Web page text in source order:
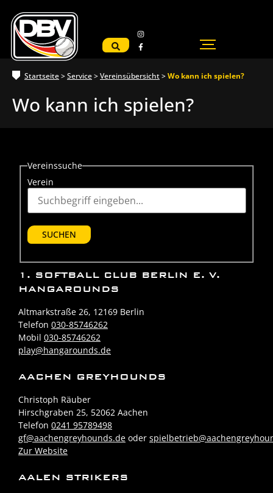
Startseite>Service>Vereinsübersicht>Wo kann ich spielen?
Wo kann ich spielen?
Vereinssuche
Verein
SUCHEN
1. SOFTBALL CLUB BERLIN E. V.
HANGAROUNDS
Altmarkstraße 26, 12169 Berlin
Telefon 030-85746262
Mobil 030-85746262
play@hangarounds.de
AACHEN GREYHOUNDS
Christoph Räuber
Hirschgraben 25, 52062 Aachen
Telefon 0241 95789498
gf@aachengreyhounds.de oder
Zur Website
AALEN STRIKERS